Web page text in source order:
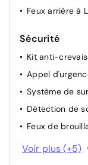
Feux arrière à
Sécurité
Kit anti-
Appel
Système de
Détection de
Feux de
Airbag
Voir plus (+5)